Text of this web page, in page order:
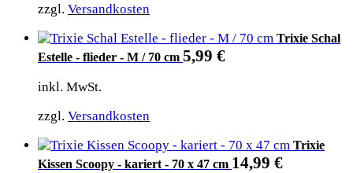
zzgl. Versandkosten
Trixie Schal
Estelle - flieder - M / 70 cm 5,99 €
inkl. MwSt.
zzgl. Versandkosten
Trixie
Kissen Scoopy - kariert - 70 x 47 cm 14,99 €